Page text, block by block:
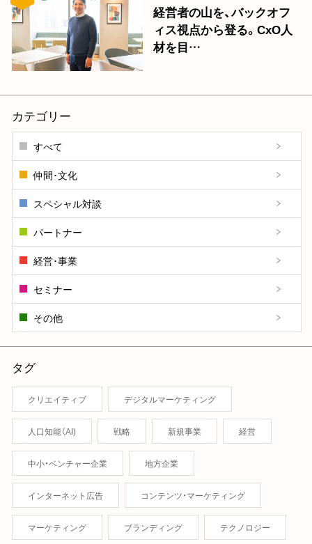
経営者の山を、バックオフ
ィス視点から登る。CxO人
材を目…
カテゴリー
すべて
仲間･文化
スペシャル対談
パートナー
経営･事業
セミナー
その他
タグ
クリエイティブ デジタルマーケティング
人口知能（AI) 戦略 新規事業 経営
中小・ベンチャー企業 地方企業
インターネット広告 コンテンツ・マーケティング
マーケティング ブランディング テクノロジー